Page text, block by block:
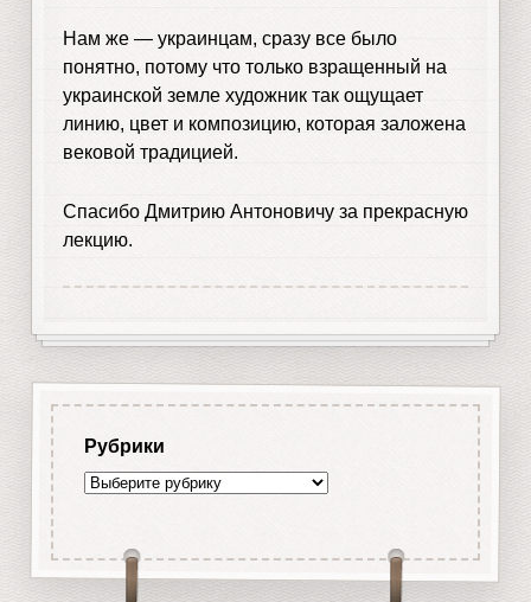
Нам же — украинцам, сразу все было
понятно, потому что только взращенный на
украинской земле художник так ощущает
линию, цвет и композицию, которая заложена
вековой традицией.
Спасибо Дмитрию Антоновичу за прекрасную
лекцию.
Рубрики
Рубрики